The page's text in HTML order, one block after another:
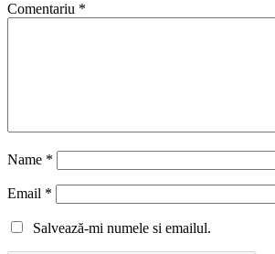
Comentariu *
Name *
Email *
Salvează-mi numele si emailul.